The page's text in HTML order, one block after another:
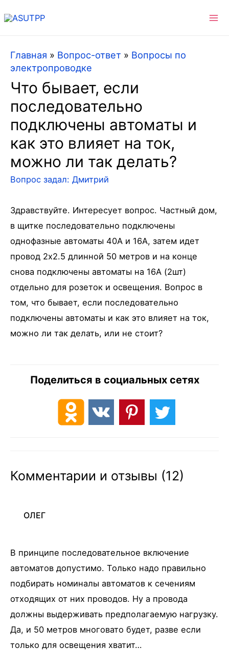
Главная » Вопрос-ответ » Вопросы по
электропроводке
Что бывает, если
последовательно
подключены автоматы и
как это влияет на ток,
можно ли так делать?
Вопрос задал: Дмитрий
Здравствуйте. Интересует вопрос. Частный дом,
в щитке последовательно подключены
однофазные автоматы 40А и 16А, затем идет
провод 2х2.5 длинной 50 метров и на конце
снова подключены автоматы на 16А (2шт)
отдельно для розеток и освещения. Вопрос в
том, что бывает, если последовательно
подключены автоматы и как это влияет на ток,
можно ли так делать, или не стоит?
Поделиться в социальных сетях
Комментарии и отзывы (12)
ОЛЕГ
В принципе последовательное включение
автоматов допустимо. Только надо правильно
подбирать номиналы автоматов к сечениям
отходящих от них проводов. Ну а провода
должны выдерживать предполагаемую нагрузку.
Да, и 50 метров многовато будет, разве если
только для освещения хватит…